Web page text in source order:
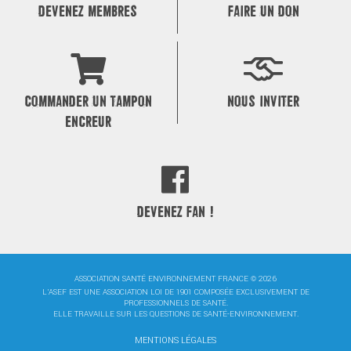
DEVENEZ MEMBRES FAIRE UN DON
COMMANDER UN TAMPON
ENCREUR
NOUS INVITER
DEVENEZ FAN !
ASSOCIATION SANTÉ ENVIRONNEMENT FRANCE © 2026
L'ASEF EST UNE ASSOCIATION LOI DE 1901 COMPOSÉE EXCLUSIVEMENT DE
PROFESSIONNELS DE SANTÉ.
ELLE TRAVAILLE SUR LES QUESTIONS DE SANTÉ-ENVIRONNEMENT.
MENTIONS LÉGALES